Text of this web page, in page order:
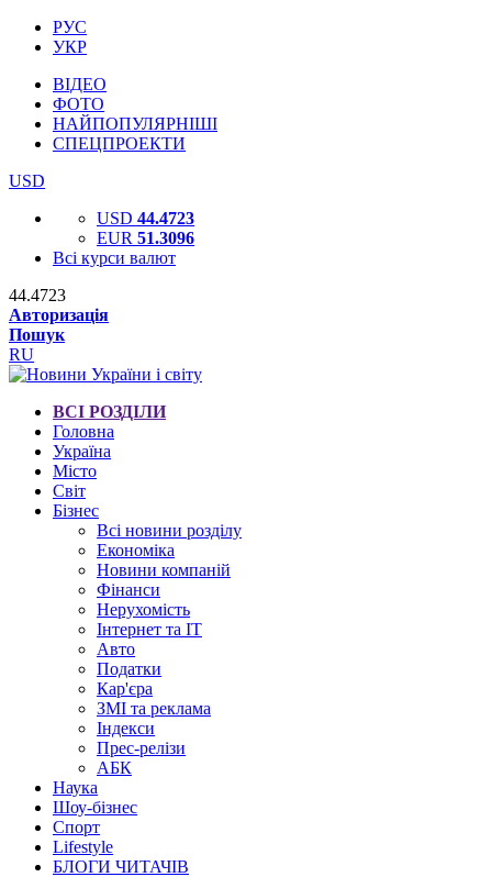
РУС
УКР
ВІДЕО
ФОТО
НАЙПОПУЛЯРНІШІ
СПЕЦПРОЕКТИ
USD
USD 44.4723
EUR 51.3096
Всі курси валют
44.4723
Авторизація
Пошук
RU
ВСІ РОЗДІЛИ
Головна
Україна
Місто
Світ
Бізнес
Всі новини розділу
Економіка
Новини компаній
Фінанси
Нерухомість
Інтернет та IT
Авто
Податки
Кар'єра
ЗМІ та реклама
Індекси
Прес-релізи
АБК
Наука
Шоу-бізнес
Спорт
Lifestyle
БЛОГИ ЧИТАЧІВ